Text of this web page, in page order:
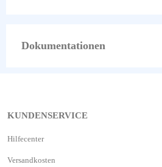
Dokumentationen
KUNDENSERVICE
Hilfecenter
Versandkosten